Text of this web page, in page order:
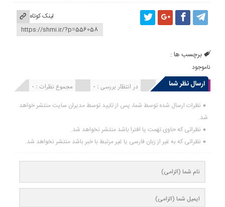
لینک کوتاه
برچسب ها :
ناموجود
ارسال نظر شما مجموع نظرات : 0 در انتظار بررسی : 0 انتشار یافته : 0
نظرات ارسال شده توسط شما، پس از تایید توسط مدیران سایت منتشر خواهد
شد.
نظراتی که حاوی تهمت یا افترا باشد منتشر نخواهد شد.
نظراتی که به غیر از زبان فارسی یا غیر مرتبط با خبر باشد منتشر نخواهد شد.